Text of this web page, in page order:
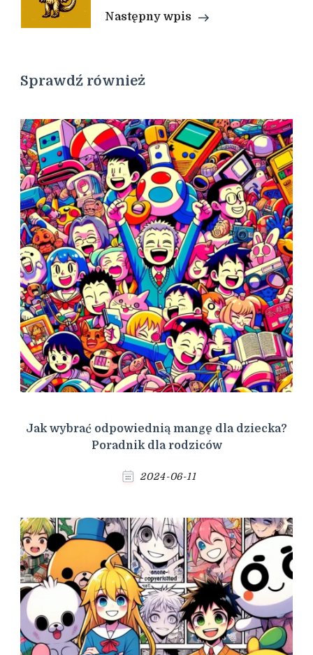
Następny wpis
Sprawdź również
Jak wybrać odpowiednią mangę dla dziecka?
Poradnik dla rodziców
2024-06-11